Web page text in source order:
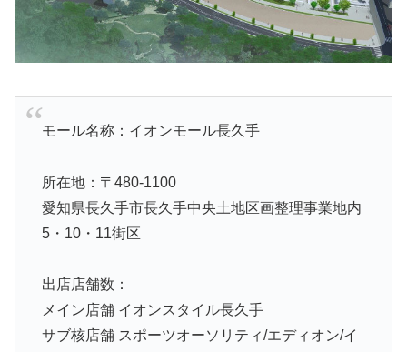
モール名称：イオンモール長久手
所在地：〒480-1100
愛知県長久手市長久手中央土地区画整理事業地内
5・10・11街区
出店店舗数：
メイン店舗 イオンスタイル長久手
サブ核店舗 スポーツオーソリティ/エディオン/イ